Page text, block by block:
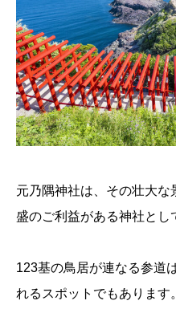
元乃隅神社は、その壮大
盛のご利益がある神社とし
123基の鳥居が連なる参道
れるスポットでもあります。